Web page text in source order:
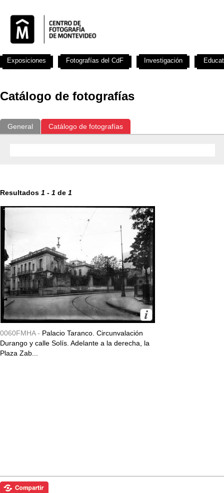
Catálogo de fotografías
General Catálogo de fotografías
Resultados 1 - 1 de 1
0060FMHA - Palacio Taranco. Circunvalación
Durango y calle Solís. Adelante a la derecha, la
Plaza Zab...
Exposiciones Fotografías del CdF Investigación